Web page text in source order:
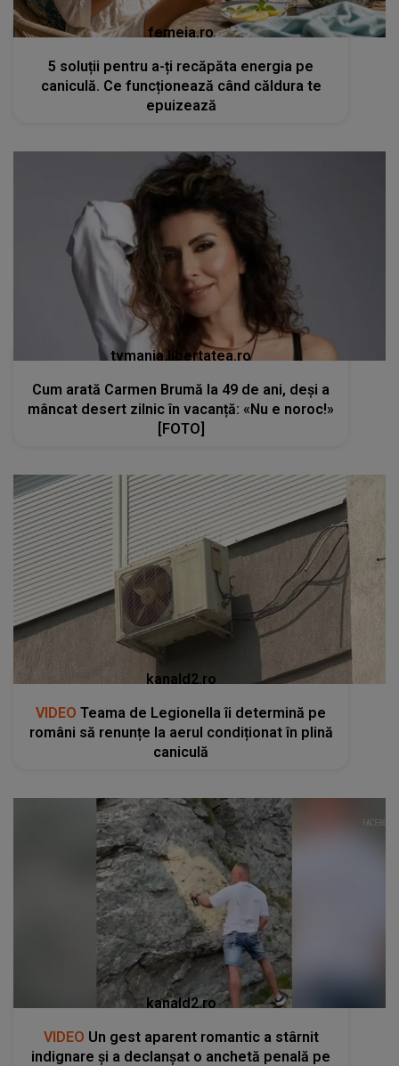
femeia.ro
5 soluții pentru a-ți recăpăta energia pe
caniculă. Ce funcționează când căldura te
epuizează
tvmania.libertatea.ro
Cum arată Carmen Brumă la 49 de ani, deși a
mâncat desert zilnic în vacanță: «Nu e noroc!»
[FOTO]
kanald2.ro
VIDEO Teama de Legionella îi determină pe
români să renunțe la aerul condiționat în plină
caniculă
kanald2.ro
VIDEO Un gest aparent romantic a stârnit
indignare și a declanșat o anchetă penală pe